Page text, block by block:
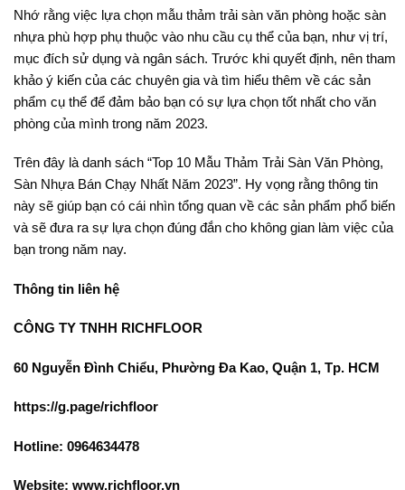
Nhớ rằng việc lựa chọn mẫu thảm trải sàn văn phòng hoặc sàn
nhựa phù hợp phụ thuộc vào nhu cầu cụ thể của bạn, như vị trí,
mục đích sử dụng và ngân sách. Trước khi quyết định, nên tham
khảo ý kiến của các chuyên gia và tìm hiểu thêm về các sản
phẩm cụ thể để đảm bảo bạn có sự lựa chọn tốt nhất cho văn
phòng của mình trong năm 2023.
Trên đây là danh sách “Top 10 Mẫu Thảm Trải Sàn Văn Phòng,
Sàn Nhựa Bán Chạy Nhất Năm 2023”. Hy vọng rằng thông tin
này sẽ giúp bạn có cái nhìn tổng quan về các sản phẩm phổ biến
và sẽ đưa ra sự lựa chọn đúng đắn cho không gian làm việc của
bạn trong năm nay.
Thông tin liên hệ
CÔNG TY TNHH RICHFLOOR
60 Nguyễn Đình Chiểu, Phường Đa Kao, Quận 1, Tp. HCM
https://g.page/richfloor
Hotline: 0964634478
Website: www.richfloor.vn